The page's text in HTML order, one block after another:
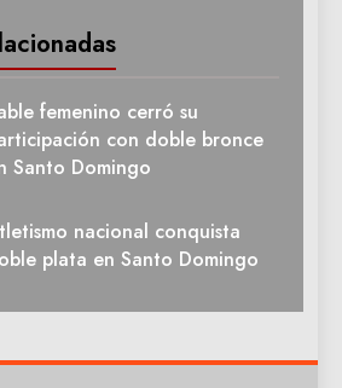
femenino cerró su
con doble bronce
Santo Domingo
nacional conquista
plata en Santo Domingo